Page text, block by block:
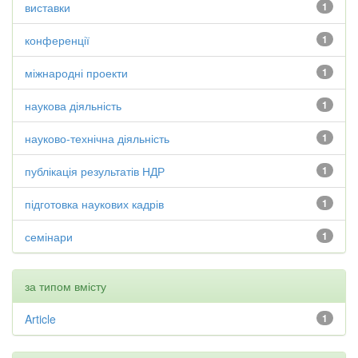
1
виставки
1
конференції
1
міжнародні проекти
1
наукова діяльність
1
науково-технічна діяльність
1
публікація результатів НДР
1
підготовка наукових кадрів
1
семінари
за типом вмісту
1
Article